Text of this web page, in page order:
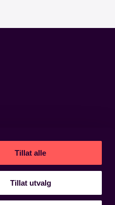
Tillat alle
Tillat utvalg